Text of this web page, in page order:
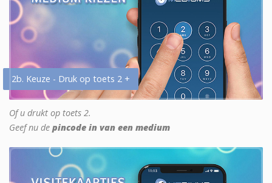
2b. Keuze - Druk op toets 2 +
Of u drukt op toets 2.
Geef nu de pincode in van een medium